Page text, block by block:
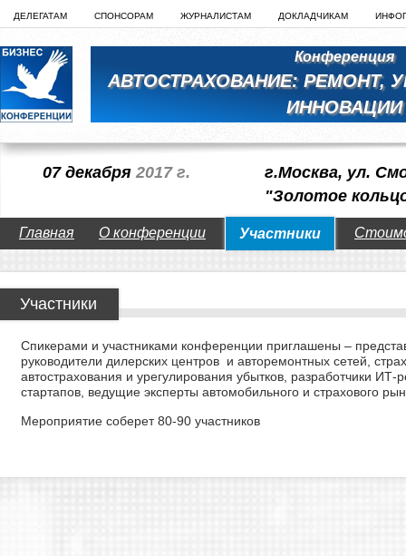
ДЕЛЕГАТАМ СПОНСОРАМ ЖУРНАЛИСТАМ ДОКЛАДЧИКАМ
Конференция
АВТОСТРАХОВАНИЕ: РЕМОНТ,
ИННОВАЦИИ
07 декабря 2017 г.
г.Москва, ул.
"Золотое
Главная О конференции Участники
Участники
Спикерами и участниками конференции приглашены –
руководители дилерских центров и авторемонтных сетей,
автострахования и урегулирования убытков, разработчики
стартапов, ведущие эксперты автомобильного и страхового
Мероприятие соберет 80-90 участников